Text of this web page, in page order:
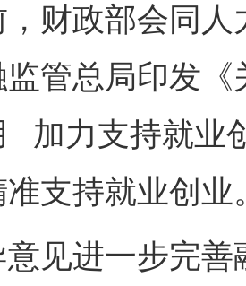
政部会同人
管总局印发
加力支持就业
支持就业创业
进一步完善